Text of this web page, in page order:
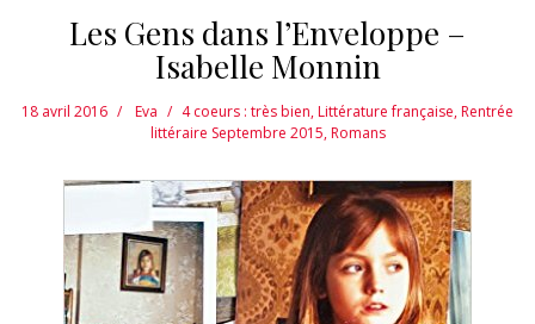
Les Gens dans l’Enveloppe –
Isabelle Monnin
18 avril 2016 Eva 4 coeurs : très bien,Littérature française,Rentrée
littéraire Septembre 2015,Romans